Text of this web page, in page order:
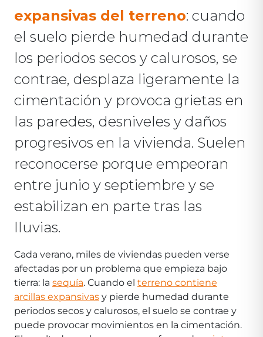
expansivas del terreno: cuando
el suelo pierde humedad durante
los periodos secos y calurosos, se
contrae, desplaza ligeramente la
cimentación y provoca grietas en
las paredes, desniveles y daños
progresivos en la vivienda. Suelen
reconocerse porque empeoran
entre junio y septiembre y se
estabilizan en parte tras las
lluvias.
Cada verano, miles de viviendas pueden verse
afectadas por un problema que empieza bajo
tierra: la sequía. Cuando el terreno contiene
arcillas expansivas y pierde humedad durante
periodos secos y calurosos, el suelo se contrae y
puede provocar movimientos en la cimentación.